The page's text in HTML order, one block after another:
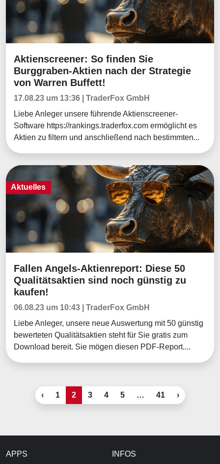
Aktuelles
Aktienscreener: So finden Sie
Burggraben-Aktien nach der Strategie
von Warren Buffett!
17.08.23 um 13:36 | TraderFox GmbH
Liebe Anleger unsere führende Aktienscreener-
Software https://rankings.traderfox.com ermöglicht es
Aktien zu filtern und anschließend nach bestimmten...
Aktuelles
Aktuelles
Fallen Angels-Aktienreport: Diese 50
Qualitätsaktien sind noch günstig zu
kaufen!
06.08.23 um 10:43 | TraderFox GmbH
Liebe Anleger, unsere neue Auswertung mit 50 günstig
bewerteten Qualitätsaktien steht für Sie gratis zum
Download bereit. Sie mögen diesen PDF-Report....
‹ 1 2 3 4 5 … 41 ›
APPS
INFOS